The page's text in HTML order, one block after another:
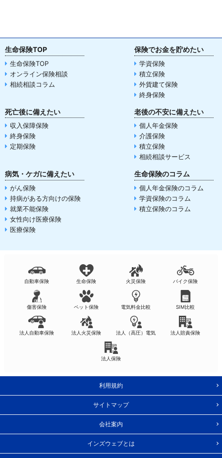
生命保険TOP
生命保険TOP
オンライン保険相談
相続相談コラム
保険でお金を貯めたい
学資保険
積立保険
外貨建て保険
終身保険
死亡後に備えたい
収入保障保険
終身保険
定期保険
老後の不安に備えたい
個人年金保険
介護保険
積立保険
相続相談サービス
病気・ケガに備えたい
がん保険
持病がある方向けの保険
就業不能保険
女性向け医療保険
医療保険
生命保険のコラム
個人年金保険のコラム
学資保険のコラム
積立保険のコラム
自動車保険 生命保険 火災保険 バイク保険
傷害保険 ペット保険 電気料金比較 SIM比較
法人自動車保険 法人火災保険 法人（高圧）電気 法人賠責保険
法人保険
利用規約
サイトマップ
会社案内
インズウェブとは